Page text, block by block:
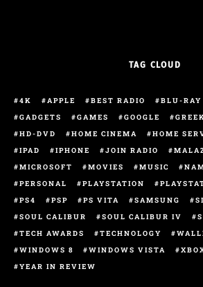
TAG CLOUD
4K APPLE BEST RADIO BLU-RAY
GADGETS
GAMES GOOGLE
HD-DVD
HOME CINEMA HOME
IPAD
IPHONE JOIN RADIO
MICROSOFT
MOVIES MUSIC
PERSONAL
PLAYSTATION
PS4
PSP PS VITA SAMSUNG
SOUL CALIBUR
SOUL CALIBUR IV
TECH AWARDS
TECHNOLOGY
WINDOWS 8
WINDOWS VISTA
YEAR IN REVIEW